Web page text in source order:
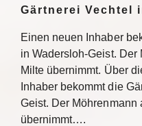
Gärtnerei Vechtel
Einen neuen Inhaber
in Wadersloh-Geist. Der
Milte übernimmt. Über
Inhaber bekommt die
Geist. Der Möhrenmann
übernimmt….